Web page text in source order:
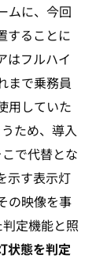
ムに、今回
することに
はフルハイ
まで乗務員
用していた
ため、導入
で代替とな
示す表示灯
の映像を事
定機能と照
状態を判定